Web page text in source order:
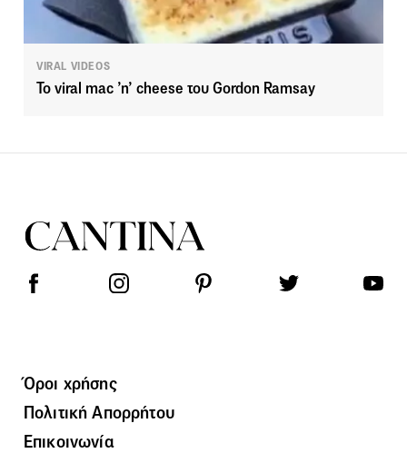
VIRAL VIDEOS
To viral mac ’n’ cheese του Gordon Ramsay
Όροι χρήσης
Πολιτική Απορρήτου
Επικοινωνία